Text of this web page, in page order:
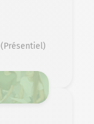
(Présentiel)